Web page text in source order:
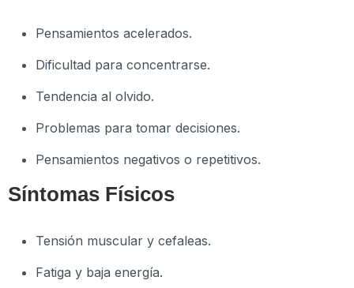
Pensamientos acelerados.
Dificultad para concentrarse.
Tendencia al olvido.
Problemas para tomar decisiones.
Pensamientos negativos o repetitivos.
Síntomas Físicos
Tensión muscular y cefaleas.
Fatiga y baja energía.